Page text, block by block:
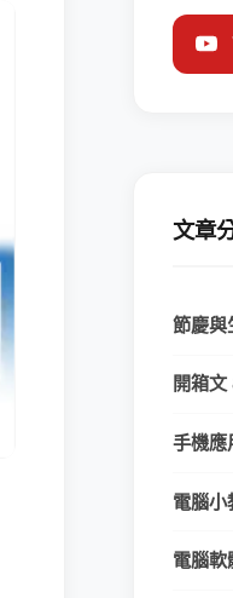
文章
節慶與
開箱文
手機應
電腦小
電腦軟